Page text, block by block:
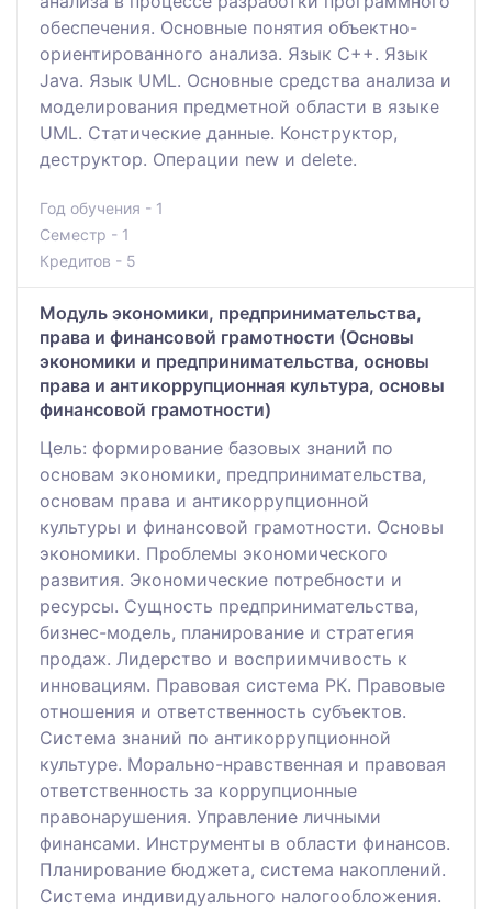
обеспечения. Основные понятия объектно-
ориентированного анализа. Язык С++. Язык
Java. Язык UML. Основные средства анализа и
моделирования предметной области в языке
UML. Статические данные. Конструктор,
деструктор. Операции new и delete.
Год обучения - 1
Семестр - 1
Кредитов - 5
Модуль экономики, предпринимательства,
права и финансовой грамотности (Основы
экономики и предпринимательства, основы
права и антикоррупционная культура, основы
финансовой грамотности)
Цель: формирование базовых знаний по
основам экономики, предпринимательства,
основам права и антикоррупционной
культуры и финансовой грамотности. Основы
экономики. Проблемы экономического
развития. Экономические потребности и
ресурсы. Сущность предпринимательства,
бизнес-модель, планирование и стратегия
продаж. Лидерство и восприимчивость к
инновациям. Правовая система РК. Правовые
отношения и ответственность субъектов.
Система знаний по антикоррупционной
культуре. Морально-нравственная и правовая
ответственность за коррупционные
правонарушения. Управление личными
финансами. Инструменты в области финансов.
Планирование бюджета, система накоплений.
Система индивидуального налогообложения.